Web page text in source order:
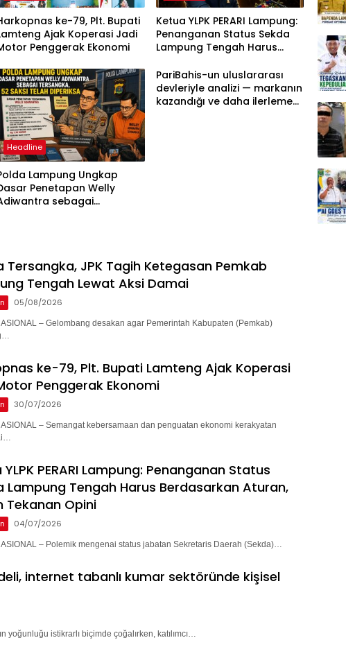
ke-79, Plt. Bupati
Ajak Koperasi Jadi
Penggerak Ekonomi
Ketua YLPK PERARI Lampung:
Penanganan Status Sekda
Lampung Tengah Harus
Tekanan Opini
Headline
Lampung Ungkap
Penetapan Welly
sebagai
PariBahis-un uluslararası
devleriyle analizi — markanın
kazandığı ve daha ilerlemesi
Tersangka, JPK Tagih Ketegasan Pemkab
Tengah Lewat Aksi Damai
05/08/2026
– Gelombang desakan agar Pemerintah Kabupaten (Pemkab)
ke-79, Plt. Bupati Lamteng Ajak Koperasi
Penggerak Ekonomi
30/07/2026
– Semangat kebersamaan dan penguatan ekonomi kerakyatan
YLPK PERARI Lampung: Penanganan Status
Lampung Tengah Harus Berdasarkan Aturan,
Tekanan Opini
04/07/2026
– Polemik mengenai status jabatan Sekretaris Daerah (Sekda)…
internet tabanlı kumar sektöründe kişisel
yoğunluğu istikrarlı biçimde çoğalırken, katılımcı…